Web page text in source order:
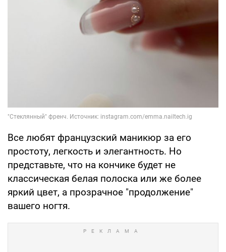
Все любят французский маникюр за его
простоту, легкость и элегантность. Но
представьте, что на кончике будет не
классическая белая полоска или же более
яркий цвет, а прозрачное "продолжение"
вашего ногтя.